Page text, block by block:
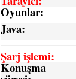
Oyunlar:
Java:
Şarj işlemi:
Konuşma